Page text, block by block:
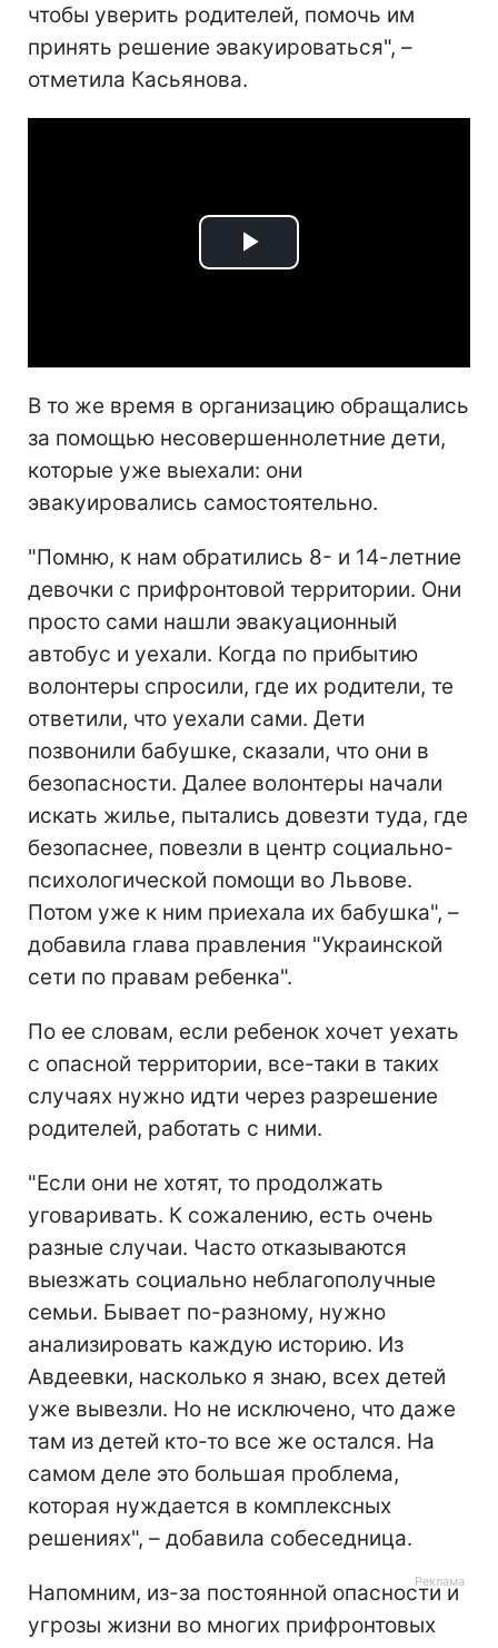
чтобы уверить родителей, помочь им
принять решение эвакуироваться", –
отметила Касьянова.
Play
В то же время в организацию обращались
за помощью несовершеннолетние дети,
которые уже выехали: они
эвакуировались самостоятельно.
"Помню, к нам обратились 8- и 14-летние
девочки с прифронтовой территории. Они
просто сами нашли эвакуационный
автобус и уехали. Когда по прибытию
волонтеры спросили, где их родители, те
ответили, что уехали сами. Дети
позвонили бабушке, сказали, что они в
безопасности. Далее волонтеры начали
искать жилье, пытались довезти туда, где
безопаснее, повезли в центр социально-
психологической помощи во Львове.
Потом уже к ним приехала их бабушка", –
добавила глава правления "Украинской
сети по правам ребенка".
По ее словам, если ребенок хочет уехать
с опасной территории, все-таки в таких
случаях нужно идти через разрешение
родителей, работать с ними.
"Если они не хотят, то продолжать
уговаривать. К сожалению, есть очень
разные случаи. Часто отказываются
выезжать социально неблагополучные
семьи. Бывает по-разному, нужно
анализировать каждую историю. Из
Авдеевки, насколько я знаю, всех детей
уже вывезли. Но не исключено, что даже
там из детей кто-то все же остался. На
самом деле это большая проблема,
которая нуждается в комплексных
решениях", – добавила собеседница.
Напомним, из-за постоянной опасности и
угрозы жизни во многих прифронтовых